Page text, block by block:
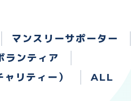
マンスリーサポーター
ランティア
リティー）
ALL